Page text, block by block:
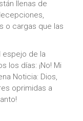
llenas de
o cargas que las
espejo de la
los días: ¡No! Mi
Noticia: Dios,
oprimidas a